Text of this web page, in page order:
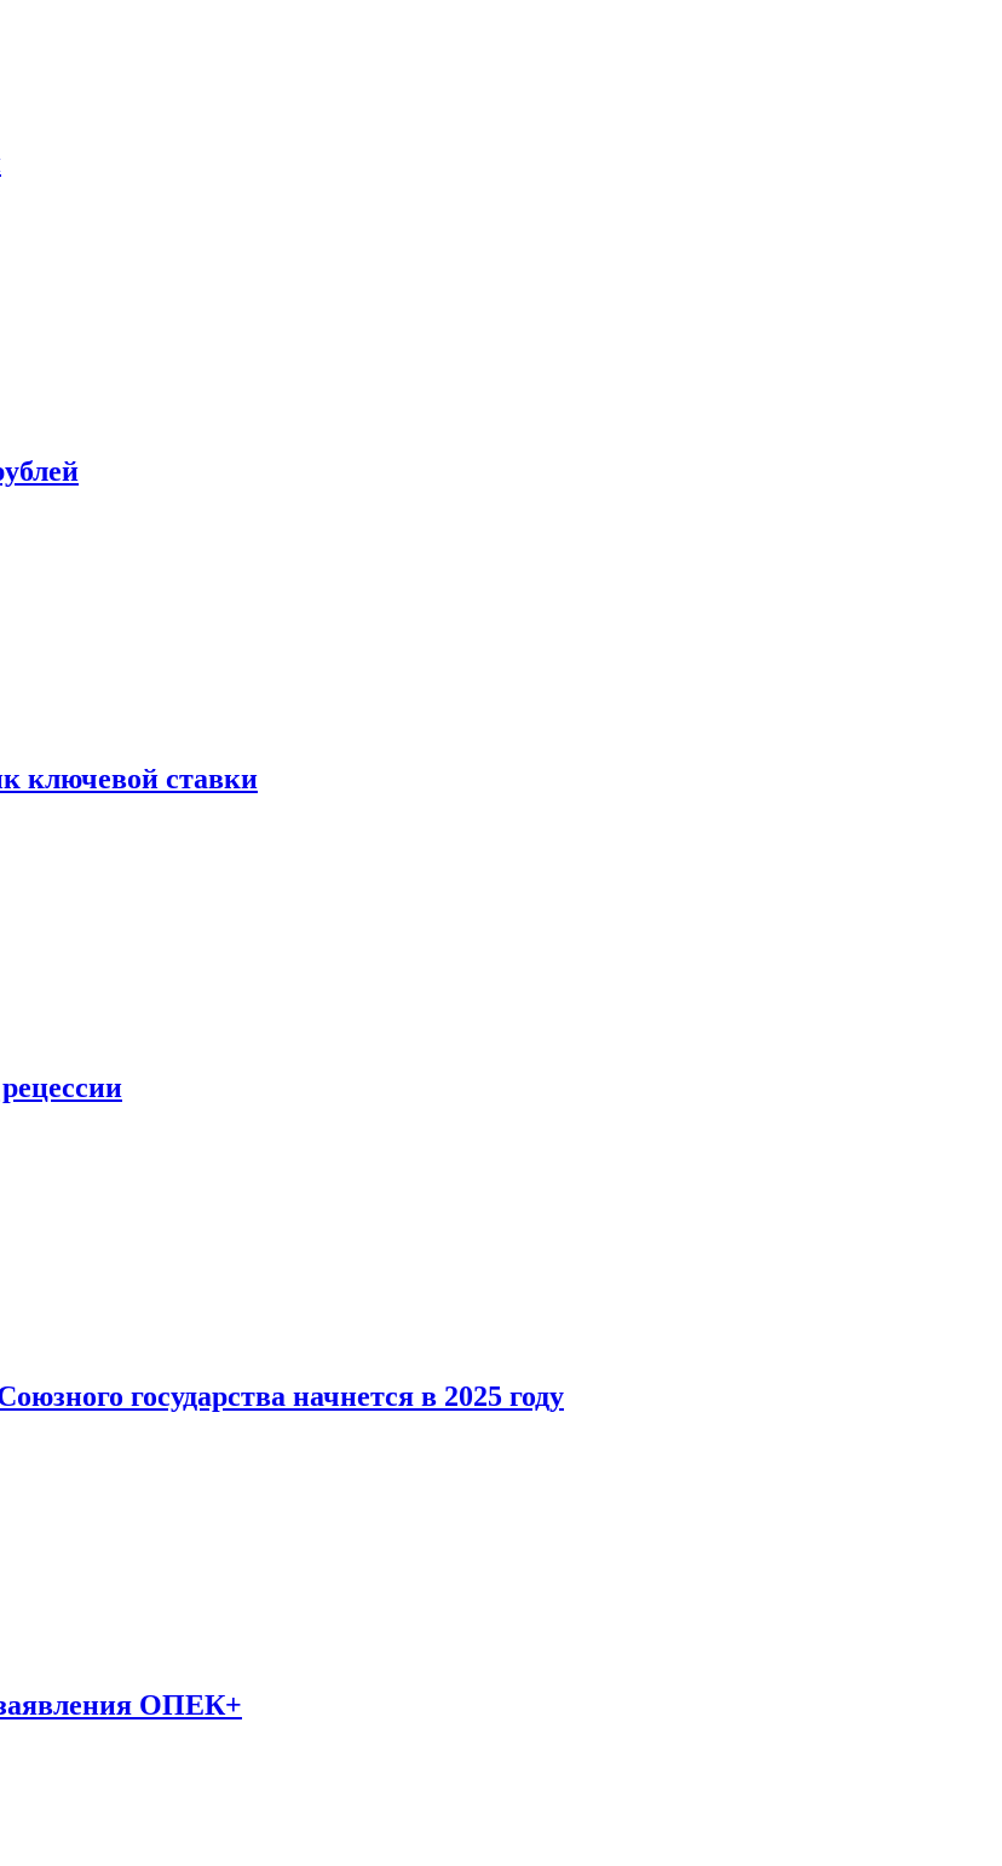
ключевой ставки
государства начнется в 2025 году
ОПЕК+